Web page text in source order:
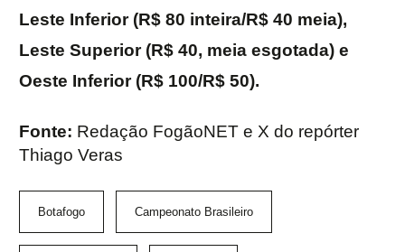
Leste Inferior (R$ 80 inteira/R$ 40 meia),
Leste Superior (R$ 40, meia esgotada) e
Oeste Inferior (R$ 100/R$ 50).
Fonte: Redação FogãoNET e X do repórter
Thiago Veras
Botafogo Campeonato Brasileiro